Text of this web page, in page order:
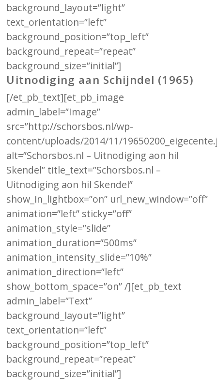
background_layout=”light”
text_orientation=”left”
background_position=”top_left”
background_repeat=”repeat”
background_size=”initial”]
Uitnodiging aan Schijndel (1965)
[/et_pb_text][et_pb_image
admin_label=”Image”
src=”http://schorsbos.nl/wp-
content/uploads/2014/11/
alt=”Schorsbos.nl – Uitnodiging aon hil
Skendel” title_text=”Schorsbos.nl –
Uitnodiging aon hil Skendel”
show_in_lightbox=”on” url_new_window=”off”
animation=”left” sticky=”off”
animation_style=”slide”
animation_duration=”500ms”
animation_intensity_slide=”10%”
animation_direction=”left”
show_bottom_space=”on” /][et_pb_text
admin_label=”Text”
background_layout=”light”
text_orientation=”left”
background_position=”top_left”
background_repeat=”repeat”
background_size=”initial”]